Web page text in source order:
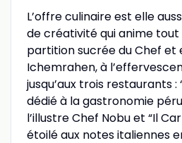
L’offre culinaire est elle
de créativité qui anime tout
partition sucrée du Chef et
Ichemrahen, à
jusqu’aux trois restaurants :
dédié à la gastronomie
l’illustre Chef Nobu et “Il
étoilé aux notes italiennes